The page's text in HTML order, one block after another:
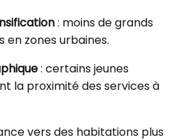
: moins de grands
en zones urbaines.
: certains jeunes
la proximité des services à
vers des habitations plus